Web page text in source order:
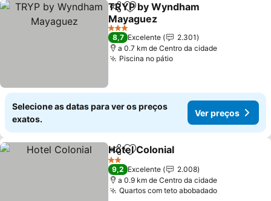
PartilharAdicionar aos favoritos
TRYP by Wyndham
Mayaguez
Ver preços
3 Estrelas
8,7 Excelente
2.301
a 0.7 km de Centro da cidade
Piscina no pátioVer preços
Selecione as datas para ver os preços
exatos.
Ver preços
PartilharAdicionar aos favoritos
Hotel Colonial
2 Estrelas
9,2 Excelente
2.008
a 0.9 km de Centro da cidade
Quartos com teto abobadadoVer preços